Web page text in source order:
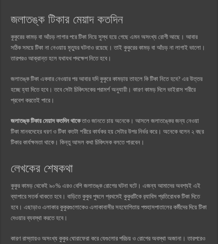
জলাতঙ্ক টিকার মেয়াদ কতদিন
কুকুরের কামড় বা আঁচড় লাগার পরে টিকা নিয়ে সুস্থ হয়ে গেছে এমন অসংখ্য রোগী আছে। আবার
সঠিক সময়ে টিকা না নেওয়ায় মৃত্যুর ঘটনাও রয়েছে। তাই কুকুরের কামড় বা আঁচড় না লাগাই ভালো।
তারপরও আক্রান্ত হলে যথাযথ পদক্ষেপ নিতে হবে।
জলাতঙ্ক টিকা একবার নেওয়ার পর আবার যদি কুকুরে কামড়ায় তাহলে কি টিকা নিতে হবে? এর উত্তর
হচ্ছে হ্যা দিতে হবে। তবে সেটা চিকিৎসকের পরামর্শ অনুযায়ী। কারণ কামড় দিলে ভাইরাস শরীরে
প্রবেশ করতেই পারে।
জলাতঙ্ক টিকার মেয়াদ কতদিন থাকেতাও জানতে চায় অনেকে। আসলে জলাতঙ্কের জন্য নেওয়া
টিকা মানবদেহের ধরণ ও টিকা কতটা শরীরে কার্যকর হয় সেটার উপর নির্ভর করে। অনেকে বলেন ২ বছর
টিকার কার্যক্ষমতা থাকে। কিন্তু আসল কথা চিকিৎসক বলতে পারবেন।
লেখকের শেষকথা
কুকুর কামড় থেকেই ৯০% এরও বেশি জলাতঙ্ক রোগের ঘটনা ঘটে। এজন্য আমাদের অবশ্যই এই
ব্যাপারে সতর্ক থাকতে হবে। বাড়িতে কুকুর পুষলে প্রথমেই কুকুরটিকে র‍্যাবিস প্রতিরোধক টিকা দিতে
হবে। এছাড়াও এলাকার কুকুরগুলোকেও এলাকাবাসীর সহযোগিতায় পশুহাসপাতালের কর্মীদের দিয়ে টিকা
দেওয়ার ব্যবস্থা করতে হবে।
কারণ রাস্তায়ও অসংখ্য কুকুর ঘোরাফেরা করে যেগুলোর পরিচয় ও রোগের অবস্থা অজানা। তারপরেও